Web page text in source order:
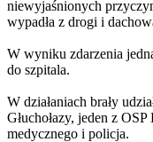
niewyjaśnionych
wypadła z drogi i
W wyniku zdarzenia
do szpitala.
W działaniach brały
Głuchołazy, jeden z
medycznego i policja.